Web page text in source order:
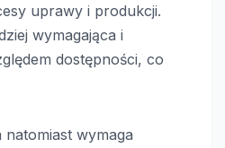
uprawy i produkcji.
wymagająca i
dostępności, co
natomiast wymaga